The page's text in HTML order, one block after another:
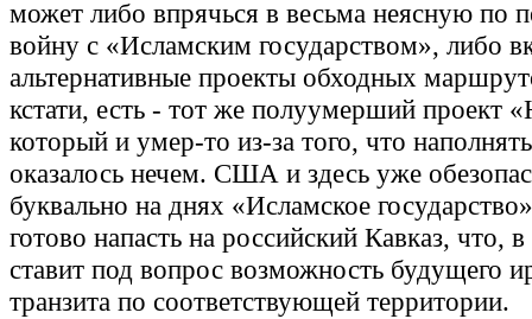
может либо впрячься в весьма неясную по
войну с «Исламским государством», либо
альтернативные проекты обходных
кстати, есть - тот же полуумерший проект
который и умер-то из-за того, что
оказалось нечем. США и здесь уже
буквально на днях «Исламское
готово напасть на российский Кавказ, что,
ставит под вопрос возможность будущего
транзита по соответствующей территории.